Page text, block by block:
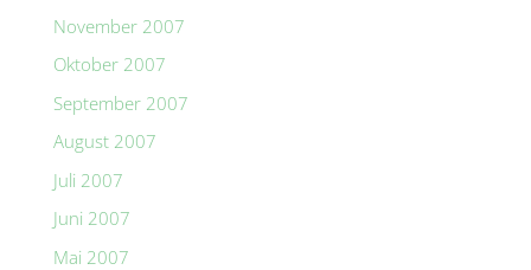
November 2007
Oktober 2007
September 2007
August 2007
Juli 2007
Juni 2007
Mai 2007